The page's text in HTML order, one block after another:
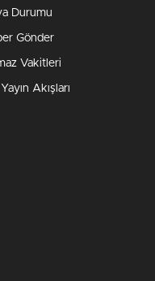
Durumu
Gönder
Vakitleri
Yayın Akışları